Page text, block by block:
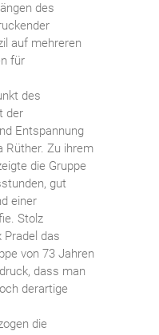
des
auf mehreren
für
des
der
Entspannung
Rüther. Zu ihrem
die Gruppe
gut
einer
Stolz
Pradel das
von 73 Jahren
dass man
derartige
die